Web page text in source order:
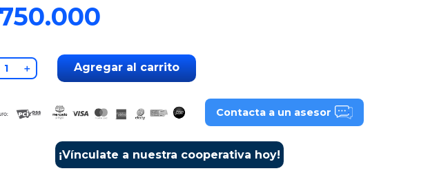
750.000
＋ Agregar al carrito
Contacta a un asesor
¡Vínculate a nuestra cooperativa hoy!